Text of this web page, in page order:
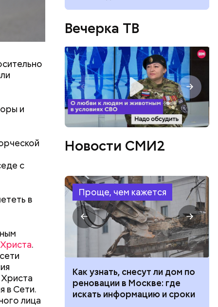
и
с
в
.
в Сети.
лица
Вечерка ТВ
Новости СМИ2
Проще, чем кажется
тысяч
при
кто может
Как узнать, снесут ли дом по
реновации в Москве: где
искать информацию и сроки